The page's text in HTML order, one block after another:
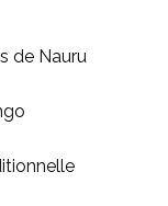
de Nauru